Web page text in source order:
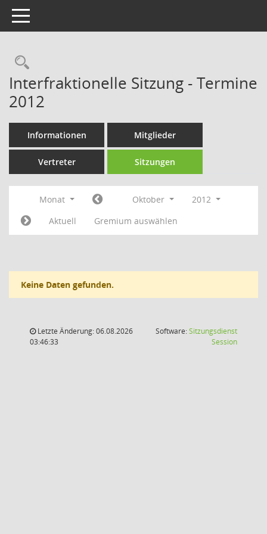
Toggle navigation
Rechercheauswahl
Interfraktionelle Sitzung - Termine
2012
Informationen Mitglieder
Vertreter Sitzungen
Monat Oktober
2012
Aktuell
Gremium auswählen
Keine Daten gefunden.
Letzte Änderung: 06.08.2026
03:46:33
Software:Sitzungsdienst
Session(Wird in